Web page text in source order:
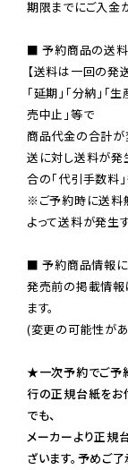
期限までにご入金
■ 予約商品の送
【送料は一回の発
「延期」「分納」「
売中止」等で
商品代金の合計が
送に対し送料が発
※ご予約時に送料
よって送料が発生
■ 予約商品情報に
発売前の掲載情報
ます。
(変更の可能性が
★一次予約でご予
行の正規台紙をお
でも、
メーカーより正規
ざいます。予めご